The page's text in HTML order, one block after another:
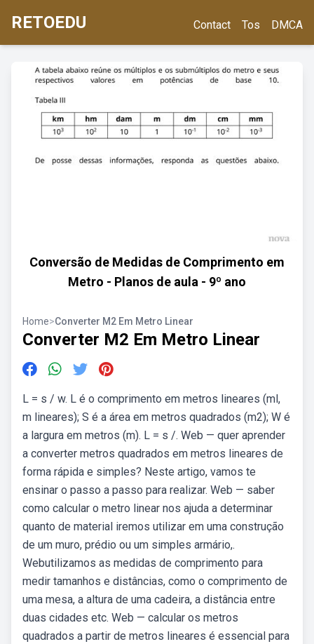
RETOEDU Contact Tos DMCA
Conversão de Medidas de Comprimento em
Metro - Planos de aula - 9º ano
Home>Converter M2 Em Metro Linear
Converter M2 Em Metro Linear
L = s / w. L é o comprimento em metros lineares (ml,
m lineares); S é a área em metros quadrados (m2); W é
a largura em metros (m). L = s /. Web — quer aprender
a converter metros quadrados em metros lineares de
forma rápida e simples? Neste artigo, vamos te
ensinar o passo a passo para realizar. Web — saber
como calcular o metro linear nos ajuda a determinar
quanto de material iremos utilizar em uma construção
de um muro, prédio ou um simples armário,.
Webutilizamos as medidas de comprimento para
medir tamanhos e distâncias, como o comprimento de
uma mesa, a altura de uma cadeira, a distância entre
duas cidades etc. Web — calcular os metros
quadrados a partir de metros lineares é essencial para